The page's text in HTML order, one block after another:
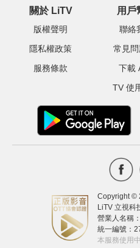
關於 LiTV
版權聲明
隱私權政策
服務條款
用戶
聯絡
常見問
下載
TV 使
Copyright ©
LiTV 立視科
營業人名稱
統一編號：
本服務使用